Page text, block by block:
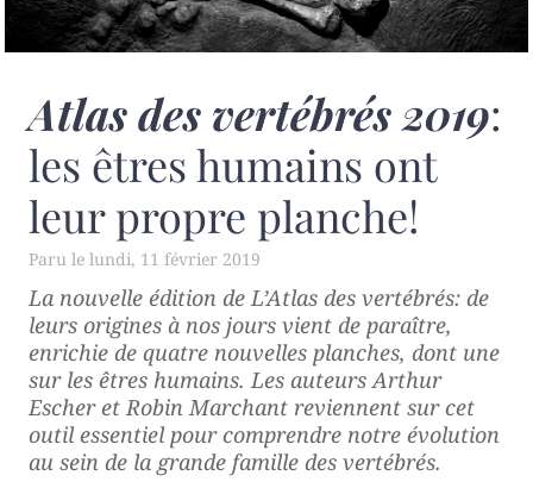
Atlas des vertébrés 2019:
les êtres humains ont
leur propre planche!
lundi, 11 février 2019
La nouvelle édition deL’Atlas des vertébrés: de
leurs origines à nos jours vient de paraître,
enrichie de quatre nouvelles planches, dont une
sur les êtres humains. Les auteurs Arthur
Escher et Robin Marchant reviennent sur cet
outil essentiel pour comprendre notre évolution
au sein de la grande famille des vertébrés.